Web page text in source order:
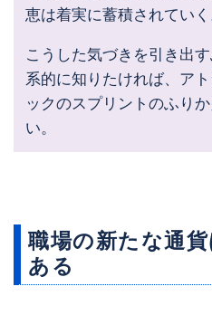
恵は着実に蓄積されていく
こうした気づきを引き出
系的に知りたければ、ア
ックのスプリントのふり
い。
職場の新たな通
ある